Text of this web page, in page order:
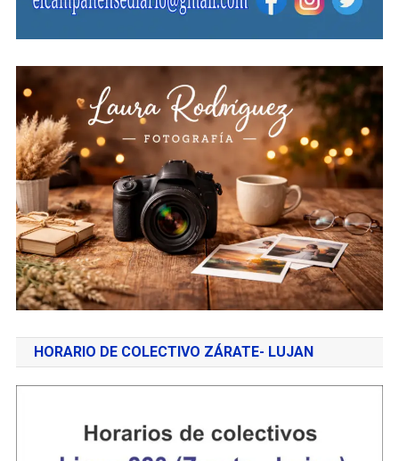
HORARIO DE COLECTIVO ZÁRATE- LUJAN